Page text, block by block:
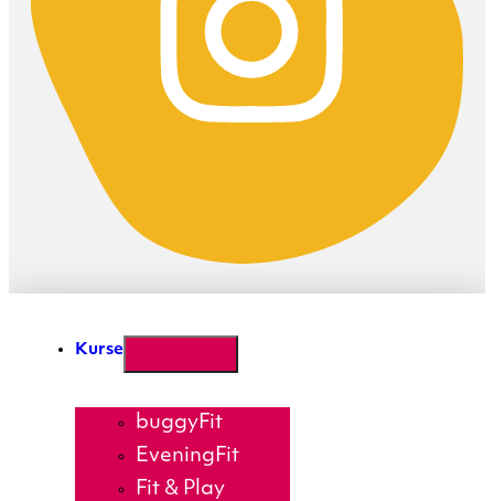
Kurse
buggyFit
EveningFit
Fit & Play